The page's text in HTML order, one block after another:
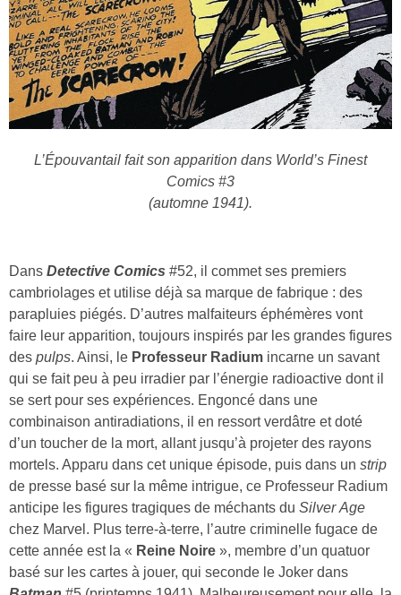
L’Épouvantail fait son apparition dans World’s Finest
Comics #3
(automne 1941).
Dans Detective Comics #52, il commet ses premiers
cambriolages et utilise déjà sa marque de fabrique : des
parapluies piégés. D’autres malfaiteurs éphémères vont
faire leur apparition, toujours inspirés par les grandes figures
des pulps. Ainsi, le Professeur Radium incarne un savant
qui se fait peu à peu irradier par l’énergie radioactive dont il
se sert pour ses expériences. Engoncé dans une
combinaison antiradiations, il en ressort verdâtre et doté
d’un toucher de la mort, allant jusqu’à projeter des rayons
mortels. Apparu dans cet unique épisode, puis dans un strip
de presse basé sur la même intrigue, ce Professeur Radium
anticipe les figures tragiques de méchants du Silver Age
chez Marvel. Plus terre-à-terre, l’autre criminelle fugace de
cette année est la « Reine Noire », membre d’un quatuor
basé sur les cartes à jouer, qui seconde le Joker dans